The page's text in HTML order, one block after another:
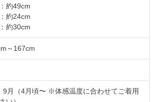
約49cm
約24cm
約30cm
～167cm
9月（4月頃〜 ※体感温度に合わせてご着用